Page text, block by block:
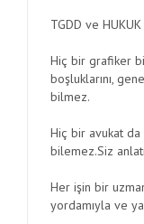
TGDD ve HUKUK
Hiç bir grafiker
boşluklarını,
bilmez.
Hiç bir avukat da
bilemez.Siz
Her işin bir
yordamıyla ve